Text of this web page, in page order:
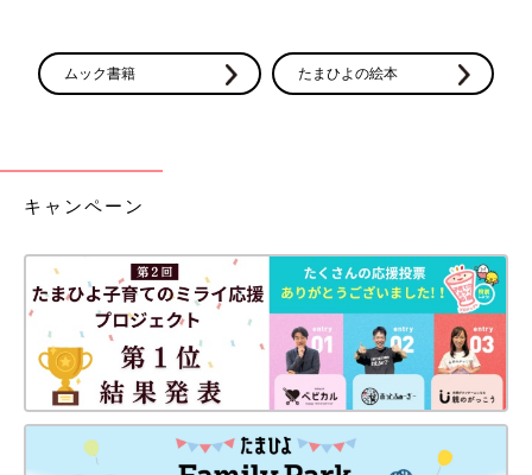
ムック書籍 たまひよの絵本
キャンペーン